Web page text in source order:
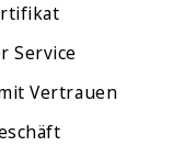
Service
Vertrauen